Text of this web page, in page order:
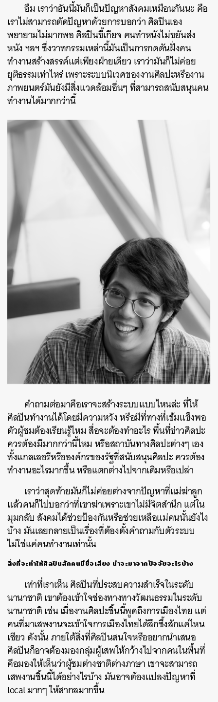
อืม เราว่าอันนี้มันก็เป็นปัญหาสังคมเหมือนกันนะ คือ
เราไม่สามารถตัดปัญหาด้วยการบอกว่า ศิลปินเอง
พยายามไม่มากพอ ศิลปินขี้เกียจ คนทำหนังไม่ขยันส่ง
หนัง ฯลฯ ซึ่งวาทกรรมเหล่านี้มันเป็นการกดดันฝั่งคน
ทำงานสร้างสรรค์แต่เพียงฝ่ายเดียว เราว่ามันก็ไม่ค่อย
ยุติธรรมเท่าไหร่ เพราะระบบนิเวศของงานศิลปะหรืองาน
ภาพยนตร์มันยังมีสิ่งแวดล้อมอื่นๆ ที่สามารถสนับสนุนคน
ทำงานได้มากกว่านี้
คำถามต่อมาคือเราจะสร้างระบบแบบไหนล่ะ ที่ให้
ศิลปินทำงานได้โดยมีความหวัง หรือมีที่ทางที่เข้มแข็งพอ
ตัวผู้ชมต้องเรียนรู้ไหม สื่อจะต้องทำอะไร พื้นที่ข่าวศิลปะ
ควรต้องมีมากกว่านี้ไหม หรือสถาบันทางศิลปะต่างๆ เอง
ทั้งแกลเลอรีหรือองค์กรของรัฐที่สนับสนุนศิลปะ ควรต้อง
ทำงานอะไรมากขึ้น หรือแตกต่างไปจากเดิมหรือเปล่า
เราว่าสุดท้ายมันก็ไม่ค่อยต่างจากปัญหาที่แม่ฆ่าลูก
แล้วคนก็ไปบอกว่าที่เขาฆ่าเพราะเขาไม่มีจิตสำนึก แต่ใน
มุมกลับ สังคมได้ช่วยป้องกันหรือช่วยเหลือแม่คนนั้นยังไง
บ้าง มันเลยกลายเป็นเรื่องที่ต้องตั้งคำถามกับตัวระบบ
ไม่ใช่แค่คนทำงานเท่านั้น
สิ่งที่จะทำให้ศิลปินสักคนมีชื่อเสียง น่าจะมาจากปัจจัยอะไรบ้าง
เท่าที่เราเห็น ศิลปินที่ประสบความสำเร็จในระดับ
นานาชาติ เขาต้องเข้าใจช่องทางทางวัฒนธรรมในระดับ
นานาชาติ เช่น เมื่องานศิลปะชิ้นนี้พูดถึงการเมืองไทย แต่
คนที่มาเสพงานจะเข้าใจการเมืองไทยได้ลึกซึ้งสักแค่ไหน
เชียว ดังนั้น ภายใต้สิ่งที่ศิลปินสนใจหรืออยากนำเสนอ
ศิลปินก็อาจต้องมองกลุ่มผู้เสพให้กว้างไปจากคนในพื้นที่
คือมองให้เห็นว่าผู้ชมต่างชาติต่างภาษา เขาจะสามารถ
เสพงานชิ้นนี้ได้อย่างไรบ้าง มันอาจต้องแปลงปัญหาที่
local มากๆ ให้สากลมากขึ้น